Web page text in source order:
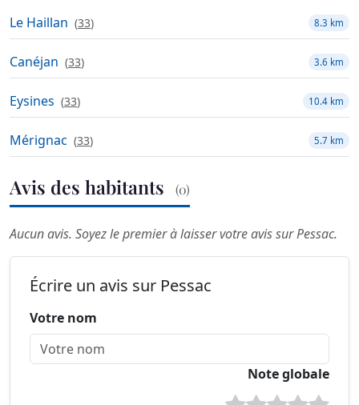
Le Haillan (33) 8.3 km
Canéjan (33) 3.6 km
Eysines (33) 10.4 km
Mérignac (33) 5.7 km
Avis des habitants (0)
Aucun avis. Soyez le premier à laisser votre avis sur Pessac.
Écrire un avis sur Pessac
Votre nom
Note globale